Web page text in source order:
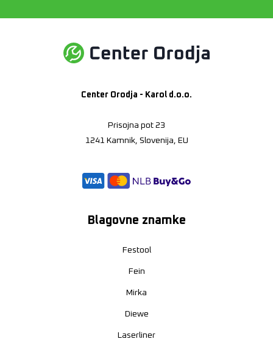
Center Orodja - Karol d.o.o.
Prisojna pot 23
1241 Kamnik, Slovenija, EU
Blagovne znamke
Festool
Fein
Mirka
Diewe
Laserliner